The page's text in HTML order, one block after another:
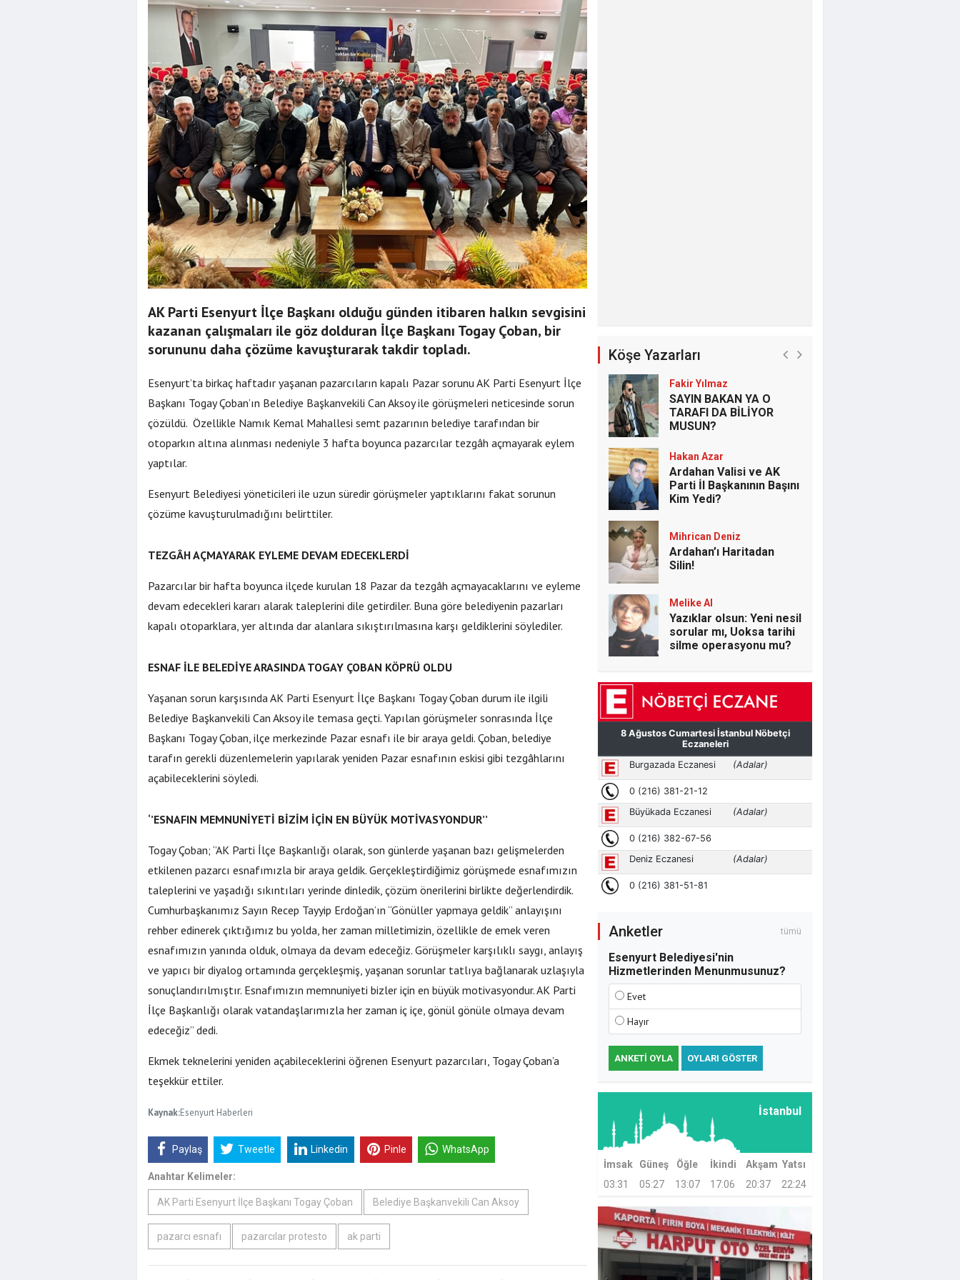
AK Parti Esenyurt İlçe Başkanı olduğu günden itibaren halkın sevgisini
kazanan çalışmaları ile göz dolduran İlçe Başkanı Togay Çoban, bir
sorununu daha çözüme kavuşturarak takdir topladı.
Esenyurt’ta birkaç haftadır yaşanan pazarcıların kapalı Pazar sorunu AK Parti Esenyurt İlçe
Başkanı Togay Çoban’ın Belediye Başkanvekili Can Aksoy ile görüşmeleri neticesinde sorun
çözüldü. Özellikle Namık Kemal Mahallesi semt pazarının belediye tarafından bir
otoparkın altına alınması nedeniyle 3 hafta boyunca pazarcılar tezgâh açmayarak eylem
yaptılar.
Esenyurt Belediyesi yöneticileri ile uzun süredir görüşmeler yaptıklarını fakat sorunun
çözüme kavuşturulmadığını belirttiler.
TEZGÂH AÇMAYARAK EYLEME DEVAM EDECEKLERDİ
Pazarcılar bir hafta boyunca ilçede kurulan 18 Pazar da tezgâh açmayacaklarını ve eyleme
devam edecekleri kararı alarak taleplerini dile getirdiler. Buna göre belediyenin pazarları
kapalı otoparklara, yer altında dar alanlara sıkıştırılmasına karşı geldiklerini söylediler.
ESNAF İLE BELEDİYE ARASINDA TOGAY ÇOBAN KÖPRÜ OLDU
Yaşanan sorun karşısında AK Parti Esenyurt İlçe Başkanı Togay Çoban durum ile ilgili
Belediye Başkanvekili Can Aksoy ile temasa geçti. Yapılan görüşmeler sonrasında İlçe
Başkanı Togay Çoban, ilçe merkezinde Pazar esnafı ile bir araya geldi. Çoban, belediye
tarafın gerekli düzenlemelerin yapılarak yeniden Pazar esnafının eskisi gibi tezgâhlarını
açabileceklerini söyledi.
‘’ESNAFIN MEMNUNİYETİ BİZİM İÇİN EN BÜYÜK MOTİVASYONDUR’’
Togay Çoban; ‘’AK Parti İlçe Başkanlığı olarak, son günlerde yaşanan bazı gelişmelerden
etkilenen pazarcı esnafımızla bir araya geldik. Gerçekleştirdiğimiz görüşmede esnafımızın
taleplerini ve yaşadığı sıkıntıları yerinde dinledik, çözüm önerilerini birlikte değerlendirdik.
Cumhurbaşkanımız Sayın Recep Tayyip Erdoğan’ın “Gönüller yapmaya geldik” anlayışını
rehber edinerek çıktığımız bu yolda, her zaman milletimizin, özellikle de emek veren
esnafımızın yanında olduk, olmaya da devam edeceğiz. Görüşmeler karşılıklı saygı, anlayış
ve yapıcı bir diyalog ortamında gerçekleşmiş, yaşanan sorunlar tatlıya bağlanarak uzlaşıyla
sonuçlandırılmıştır. Esnafımızın memnuniyeti bizler için en büyük motivasyondur. AK Parti
İlçe Başkanlığı olarak vatandaşlarımızla her zaman iç içe, gönül gönüle olmaya devam
edeceğiz’’ dedi.
Ekmek teknelerini yeniden açabileceklerini öğrenen Esenyurt pazarcıları, Togay Çoban’a
teşekkür ettiler.
Kaynak:Esenyurt Haberleri
Paylaş Tweetle Linkedin Pinle WhatsApp
Anahtar Kelimeler:
AK Parti Esenyurt İlçe Başkanı Togay Çoban Belediye Başkanvekili Can Aksoy
pazarcı esnafı pazarcılar protesto ak parti
Köşe Yazarları
Fakir Yılmaz
SAYIN BAKAN YA O
TARAFI DA BİLİYOR
MUSUN?
Hakan Azar
Ardahan Valisi ve AK
Parti İl Başkanının Başını
Kim Yedi?
Mihrican Deniz
Ardahan’ı Haritadan
Silin!
Melike Al
Yazıklar olsun: Yeni nesil
sorular mı, Uoksa tarihi
silme operasyonu mu?
Seyithan İzsiz Kayyumu
Yerdi, İl Başkanı ‘’Biz
Geniş Pencereden
Bakarız’’ Dedi
Osman Kamacı
Altı yaşında evli bir
çocuk ve cehalet
Anketler tümü
Esenyurt Belediyesi'nin
Hizmetlerinden Menunmusunuz?
Evet
Hayır
ANKETI OYLA OYLARI GÖSTER
İstanbul
İmsak Güneş Öğle İkindi Akşam Yatsı
03:31
05:27 13:07 17:06 20:37 22:24